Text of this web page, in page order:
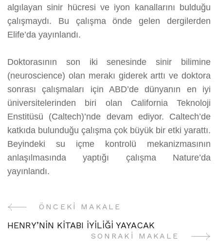
algılayan sinir hücresi ve iyon kanallarını bulduğu
çalışmaydı. Bu çalışma önde gelen dergilerden
Elife’da yayınlandı.
Doktorasının son iki senesinde sinir bilimine
(neuroscience) olan merakı giderek arttı ve doktora
sonrası çalışmaları için ABD’de dünyanın en iyi
üniversitelerinden biri olan California Teknoloji
Enstitüsü (Caltech)’nde devam ediyor. Caltech’de
katkıda bulunduğu çalışma çok büyük bir etki yarattı.
Beyindeki su içme kontrolü mekanizmasının
anlaşılmasında yaptığı çalışma Nature’da
yayınlandı.
YazıÖNCEKI MAKALE
HENRY’NİN KİTABI İYİLİĞİ YAYACAK
SONRAKI MAKALE